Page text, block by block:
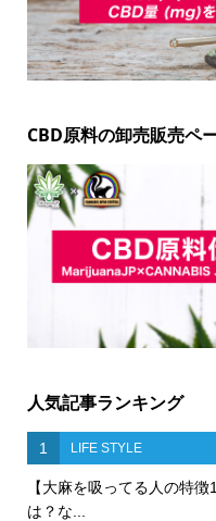
CBD原料の卸売販売ペ
人気記事ランキング
1 LIFE STYLE
【大麻を吸ってる人の特
は？な...